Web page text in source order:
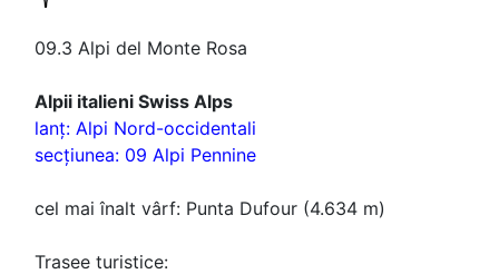
09.3 Alpi del Monte Rosa
Alpii italieni Swiss Alps
lanţ: Alpi Nord-occidentali
secţiunea: 09 Alpi Pennine
cel mai înalt vârf: Punta Dufour (4.634 m)
Trasee turistice: